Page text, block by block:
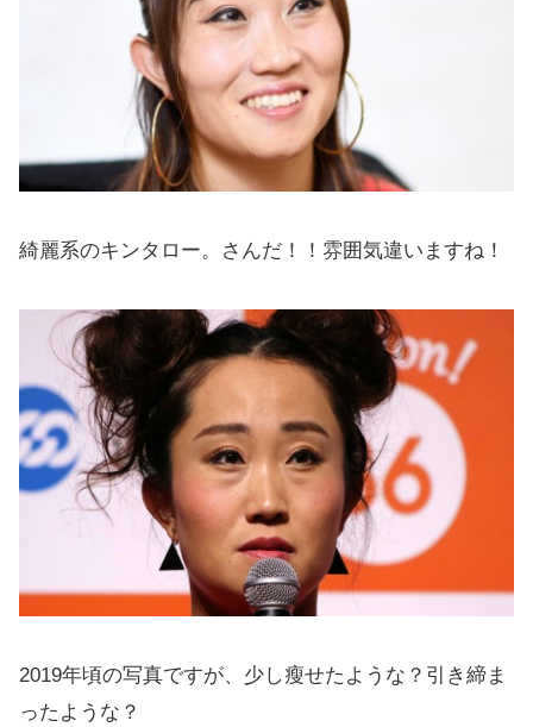
綺麗系のキンタロー。さんだ！！雰囲気違いますね！
2019年頃の写真ですが、少し瘦せたような？引き締ま
ったような？